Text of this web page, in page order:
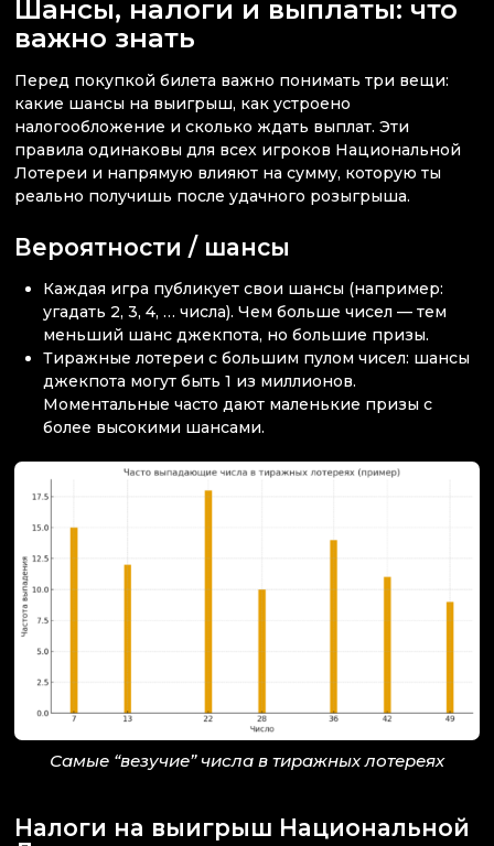
Шансы, налоги и выплаты: что
важно знать
Перед покупкой билета важно понимать три вещи:
какие шансы на выигрыш, как устроено
налогообложение и сколько ждать выплат. Эти
правила одинаковы для всех игроков Национальной
Лотереи и напрямую влияют на сумму, которую ты
реально получишь после удачного розыгрыша.
Вероятности / шансы
Каждая игра публикует свои шансы (например:
угадать 2, 3, 4, … числа). Чем больше чисел — тем
меньший шанс джекпота, но большие призы.
Тиражные лотереи с большим пулом чисел: шансы
джекпота могут быть 1 из миллионов.
Моментальные часто дают маленькие призы с
более высокими шансами.
Самые “везучие” числа в тиражных лотереях
Налоги на выигрыш Национальной